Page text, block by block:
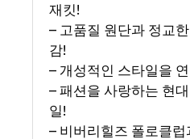
재킷!
– 고품질 원단과 정교
감!
– 개성적인 스타일을
– 패션을 사랑하는 현
일!
– 비버리힐즈 폴로클